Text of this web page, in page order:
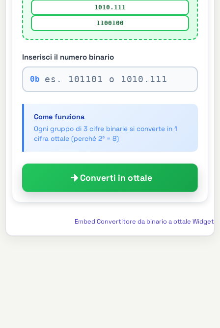
1010.111
1100100
Inserisci il numero binario
0b
Come funziona
Ogni gruppo di 3 cifre binarie si converte in 1
cifra ottale (perché 2³ = 8)
Converti in ottale
Embed Convertitore da binario a ottale Widget